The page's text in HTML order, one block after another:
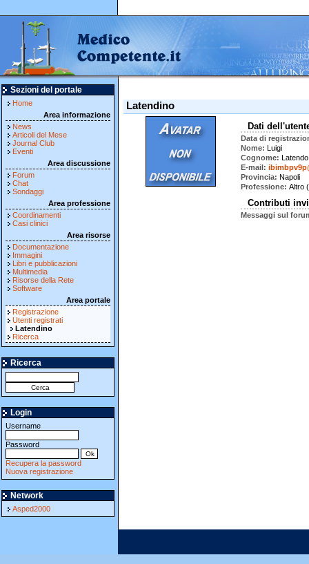
Sezioni del portale
Home
Area informazione
News
Articoli del Mese
Journal Club
Eventi
Area discussione
Forum
Chat
Sondaggi
Area professione
Coordinamenti
Casi clinici
Area risorse
Documentazione
Immagini
Libri e pubblicazioni
Multimedia
Risorse della Rete
Software
Area portale
Registrazione
Utenti registrati
Latendino
Ricerca
Ricerca
Login
Username
Password
Recupera la password
Nuova registrazione
Network
Asped2000
Latendino
Dati
Data di
Nome Luigi
Cognome Latendo
E-mail
Provincia Napoli
Professione Altro
Contributi
Messaggi sul